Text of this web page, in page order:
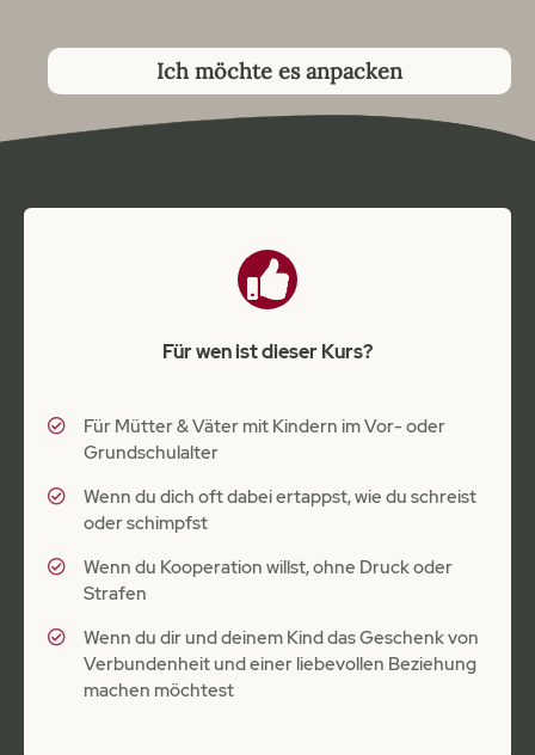
Ich möchte es anpacken
Für wen ist dieser Kurs?
Für Mütter & Väter mit Kindern im Vor- oder
Grundschulalter
Wenn du dich oft dabei ertappst, wie du schreist
oder schimpfst
Wenn du Kooperation willst, ohne Druck oder
Strafen
Wenn du dir und deinem Kind das Geschenk von
Verbundenheit und einer liebevollen Beziehung
machen möchtest